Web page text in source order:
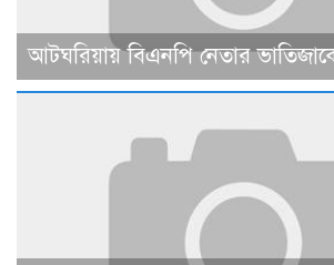
আটঘরিয়ায় বিএনপি নেতার